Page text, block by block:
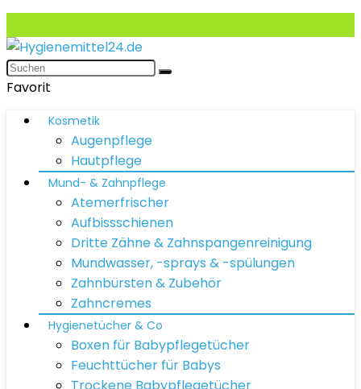
Favorit
Kosmetik
Augenpflege
Hautpflege
Mund- & Zahnpflege
Atemerfrischer
Aufbissschienen
Dritte Zähne & Zahnspangenreinigung
Mundwasser, -sprays & -spülungen
Zahnbürsten & Zubehör
Zahncremes
Hygienetücher & Co
Boxen für Babypflegetücher
Feuchttücher für Babys